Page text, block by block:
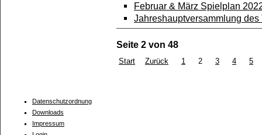
Februar & März Spielplan
Jahreshauptversammlung
Seite 2 von 48
Start Zurück 1 2 3 4 5
Datenschutzordnung
Downloads
Impressum